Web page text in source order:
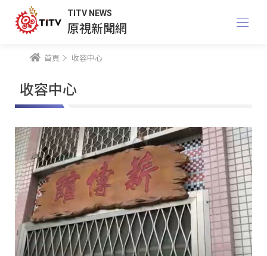
TITV NEWS
原視新聞網
首頁 收容中心
收容中心